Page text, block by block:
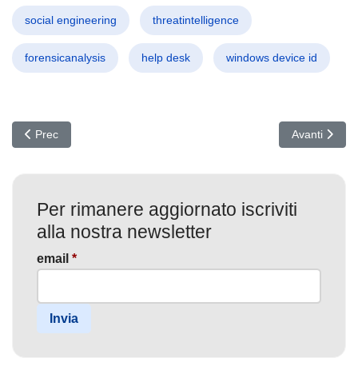
social engineering threatintelligence
forensicanalysis help desk windows device id
Articolo precedente: Finti Avvisi Fiscali in India: phishing con
Prec Articolo
Avanti
Per rimanere aggiornato iscriviti
alla nostra newsletter
email *
Invia